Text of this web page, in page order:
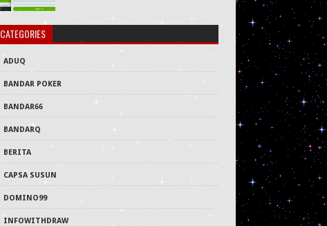
CATEGORIES
ADUQ
BANDAR POKER
BANDAR66
BANDARQ
BERITA
CAPSA SUSUN
DOMINO99
INFOWITHDRAW